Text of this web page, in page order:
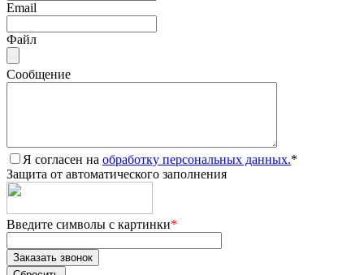
Email
Файл
Сообщение
Я согласен на обработку персональных данных.*
Защита от автоматического заполнения
Введите символы с картинки*